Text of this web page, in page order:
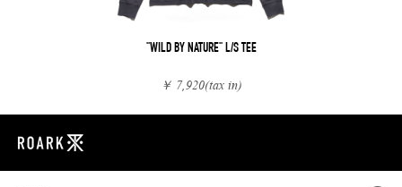
"WILD BY NATURE" L/S TEE
￥ 7,920(tax in)